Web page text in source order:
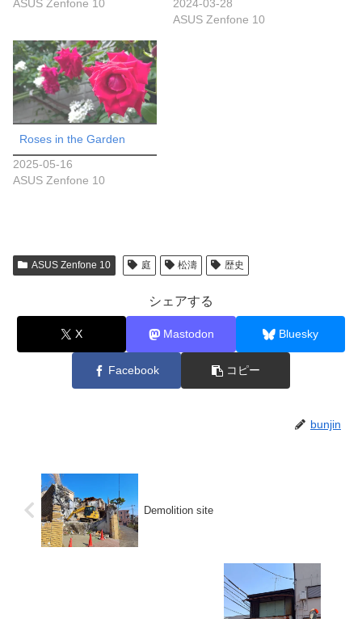
ASUS Zenfone 10
2024-03-28
ASUS Zenfone 10
Roses in the Garden
2025-05-16
ASUS Zenfone 10
ASUS Zenfone 10 庭 松濤 歴史
シェアする
X Mastodon Bluesky
Facebook コピー
bunjin
Demolition site